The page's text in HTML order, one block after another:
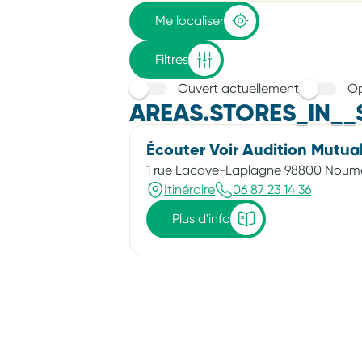
adresse
Me localiser
Filtres
Ouvert actuellement
Écouter Voir Audition
1 rue Lacave-Laplagne 98800
Itinéraire
06 87 23 14 36
Plus d'info